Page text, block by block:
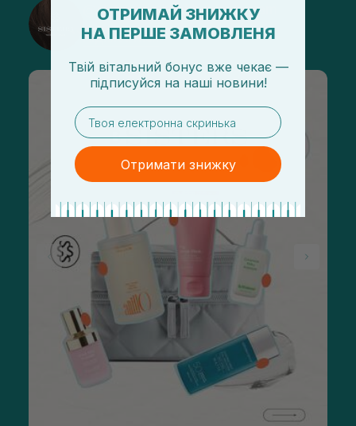
@sisters_stelmakh в Instagram
Підписатися
ОТРИМАЙ ЗНИЖКУ
НА ПЕРШЕ ЗАМОВЛЕНЯ
Твій вітальний бонус вже чекає —
підписуйся на наші новини!
email
Отримати знижку